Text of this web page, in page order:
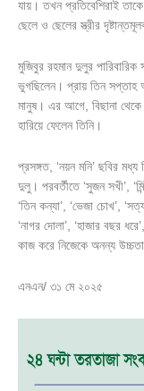
যায়। তখন প্রতিবেশিরাই
ছেলে ও ছেলের স্ত্রীর
মুজিবুর রহমান দুলুর পারিবারিক
ভুগছিলেন। প্রায় তিন সপ্তাহ
মানুষ। এর আগে, বিছানা
হারিয়ে ফেলেন তিনি।
প্রসঙ্গত, ‘নয়ন মনি’ ছবির মধ্য
দুলু। পরবর্তীতে ‘সুজন সখী’,
‘তিন কন্যা’, ‘ভেজা চোখ’,
‘নাগর দোলা’, ‘হাজার বছর
কাজ করে নিজেকে অনন্য
এনএন/ ৩১ মে ২০২৫